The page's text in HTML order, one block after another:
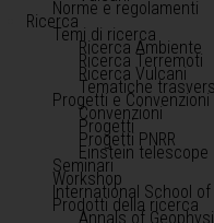
Norme e regolamenti
Ricerca
Temi di ricerca
Ricerca Ambiente
Ricerca Terremoti
Ricerca Vulcani
Tematiche
Progetti e Convenzioni
Convenzioni
Progetti
Progetti PNRR
Einstein telescope
Seminari
Workshop
International School
Prodotti della ricerca
Annals of